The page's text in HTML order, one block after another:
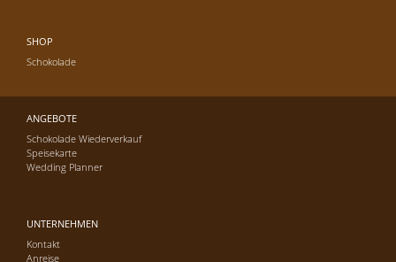
SHOP
Schokolade
ANGEBOTE
Schokolade Wiederverkauf
Speisekarte
Wedding Planner
UNTERNEHMEN
Kontakt
Anreise